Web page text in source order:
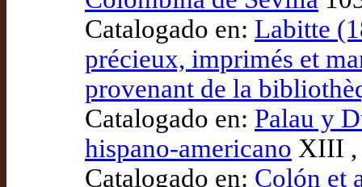
Catalogado en: Labitte
précieux, imprimés et
provenant de la
Catalogado en: Palau y
hispano-americano XIII ,
Catalogado en: Colón et